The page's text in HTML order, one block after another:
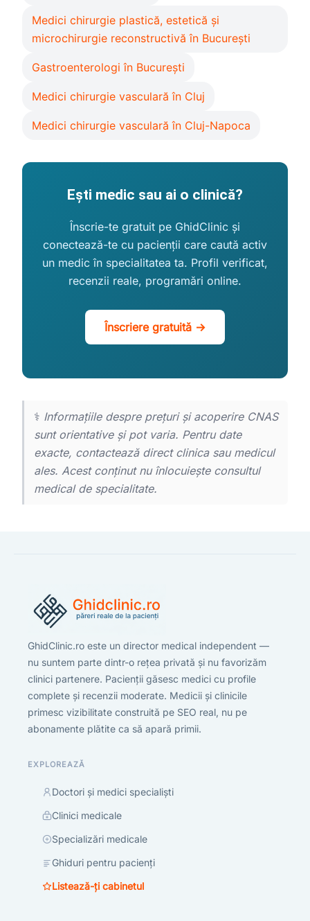
Medici chirurgie plastică, estetică și
microchirurgie reconstructivă în București
Gastroenterologi în București
Medici chirurgie vasculară în Cluj
Medici chirurgie vasculară în Cluj-Napoca
Ești medic sau ai o clinică?
Înscrie-te gratuit pe GhidClinic și
conectează-te cu pacienții care caută activ
un medic în specialitatea ta. Profil verificat,
recenzii reale, programări online.
Înscriere gratuită →
⚕️ Informațiile despre prețuri și acoperire CNAS
sunt orientative și pot varia. Pentru date
exacte, contactează direct clinica sau medicul
ales. Acest conținut nu înlocuiește consultul
medical de specialitate.
GhidClinic.ro este un director medical independent —
nu suntem parte dintr-o rețea privată și nu favorizăm
clinici partenere. Pacienții găsesc medici cu profile
complete și recenzii moderate. Medicii și clinicile
primesc vizibilitate construită pe SEO real, nu pe
abonamente plătite ca să apară primii.
EXPLOREAZĂ
Doctori și medici specialiști
Clinici medicale
Specializări medicale
Ghiduri pentru pacienți
Listează-ți cabinetul